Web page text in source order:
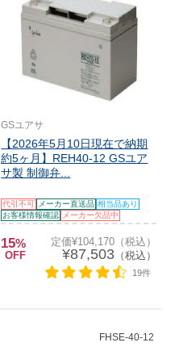
GSユアサ
【2026年5月10日現在で納期
約5ヶ月】REH40-12 GSユア
サ製 制御弁...
代引不可 メーカー直送品 相当品あり
お客様情報確認
メーカー欠品中
15%
OFF
定価¥104,170（税込）
¥87,503（税込）
19件
FHSE-40-12